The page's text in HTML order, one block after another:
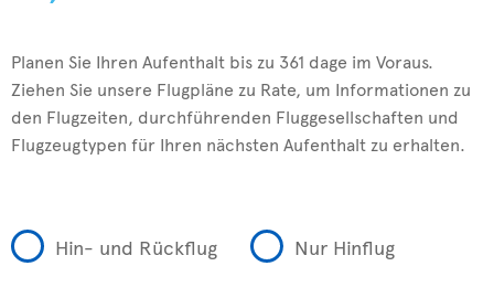
Planen Sie Ihren Aufenthalt bis zu 361 dage im Voraus.
Ziehen Sie unsere Flugpläne zu Rate, um Informationen zu
den Flugzeiten, durchführenden Fluggesellschaften und
Flugzeugtypen für Ihren nächsten Aufenthalt zu erhalten.
Hin- und Rückflug Nur Hinflug